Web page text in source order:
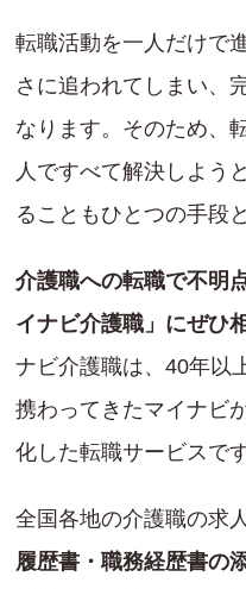
転職活動を一人だけで
さに追われてしまい、
なります。そのため、
人ですべて解決しよう
ることもひとつの手段
介護職への転職で不明
イナビ介護職」にぜひ
ナビ介護職は、40年以
携わってきたマイナビ
化した転職サービスです
全国各地の介護職の求
履歴書・職務経歴書の